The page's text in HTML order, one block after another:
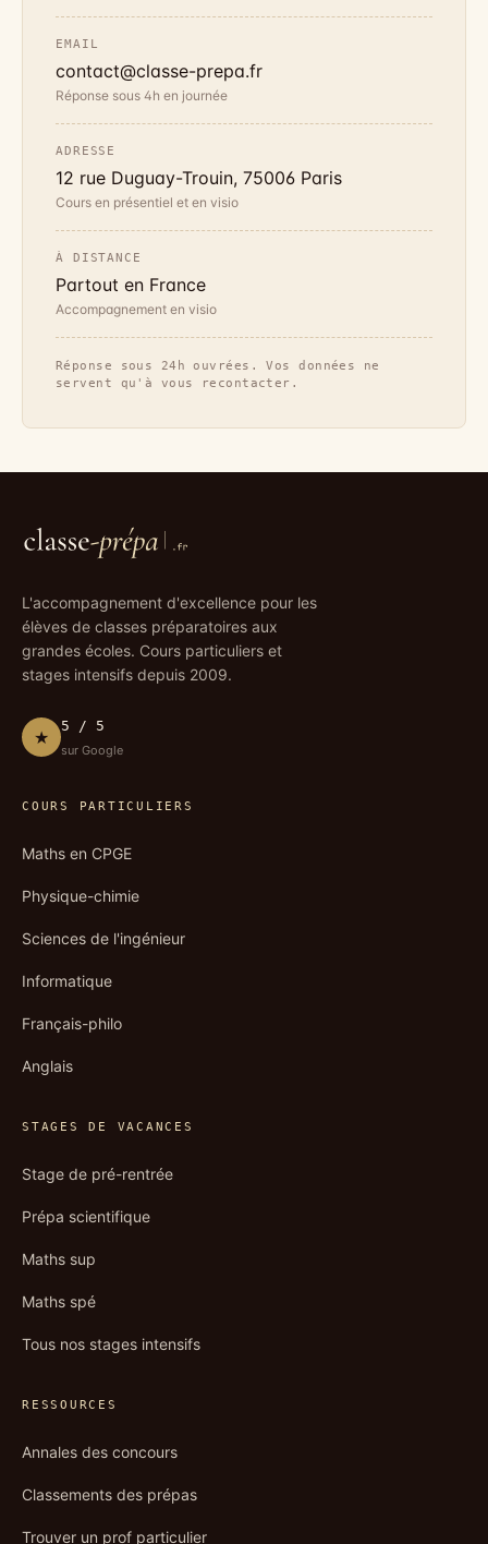
EMAIL
contact@classe-prepa.fr
Réponse sous 4h en journée
ADRESSE
12 rue Duguay-Trouin, 75006 Paris
Cours en présentiel et en visio
À DISTANCE
Partout en France
Accompagnement en visio
Réponse sous 24h ouvrées. Vos données ne
servent qu'à vous recontacter.
L'accompagnement d'excellence pour les
élèves de classes préparatoires aux
grandes écoles. Cours particuliers et
stages intensifs depuis 2009.
★
5 / 5
sur Google
COURS PARTICULIERS
Maths en CPGE
Physique-chimie
Sciences de l'ingénieur
Informatique
Français-philo
Anglais
STAGES DE VACANCES
Stage de pré-rentrée
Prépa scientifique
Maths sup
Maths spé
Tous nos stages intensifs
RESSOURCES
Annales des concours
Classements des prépas
Trouver un prof particulier